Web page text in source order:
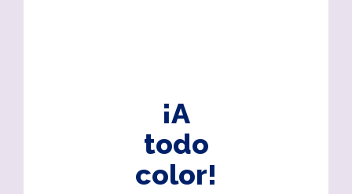
¡A
todo
color!